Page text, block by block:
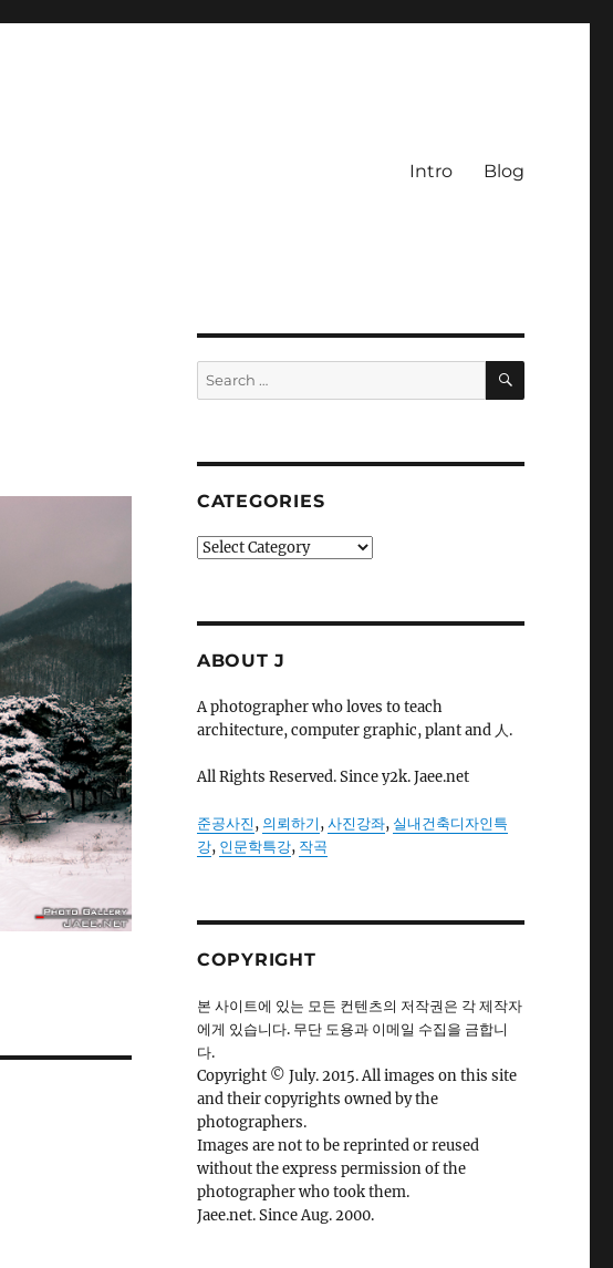
Intro Blog
Search
for:
SEARCH
CATEGORIES
Categories
ABOUT J
A photographer who loves to teach
architecture, computer graphic, plant and 人.
All Rights Reserved. Since y2k. Jaee.net
준공사진, 의뢰하기,사진강좌, 실내건축디자인특
강, 인문학특강, 작곡
COPYRIGHT
본 사이트에 있는 모든 컨텐츠의 저작권은 각 제작자
에게 있습니다. 무단 도용과 이메일 수집을 금합니
다.
Copyright © July. 2015. All images on this site
and their copyrights owned by the
photographers.
Images are not to be reprinted or reused
without the express permission of the
photographer who took them.
Jaee.net. Since Aug. 2000.